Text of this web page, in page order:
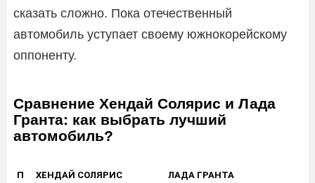
сказать сложно. Пока отечественный
автомобиль уступает своему южнокорейскому
оппоненту.
Сравнение Хендай Солярис и Лада
Гранта: как выбрать лучший
автомобиль?
П
ХЕНДАЙ СОЛЯРИС ЛАДА ГРАНТА